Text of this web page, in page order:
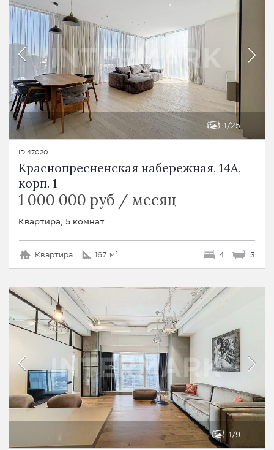
1 25
ID 47020
Краснопресненская набережная, 14A,
корп. 1
1 000 000 руб / месяц
Квартира, 5 комнат
Квартира 167 м² 4 3
1 9